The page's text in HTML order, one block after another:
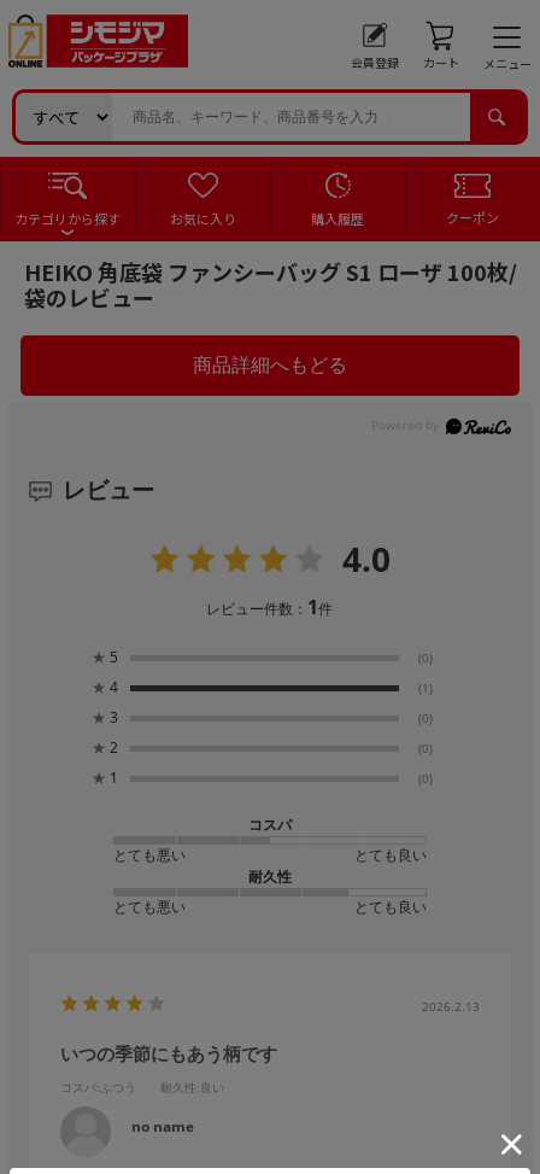
会員登録 カート メニュー
カテゴリから探す お気に入り 購入履歴 クーポン
HEIKO 角底袋 ファンシーバッグ S1 ローザ 100枚/
袋のレビュー
レビュー
4.0
レビュー件数： 1件
★ 5 (0)
★ 4 (1)
★ 3 (0)
★ 2 (0)
★ 1 (0)
コスパ
とても悪い
とても良い
耐久性
とても悪い
とても良い
2026.2.13
いつの季節にもあう柄です
コスパ:ふつう 耐久性:良い
no name